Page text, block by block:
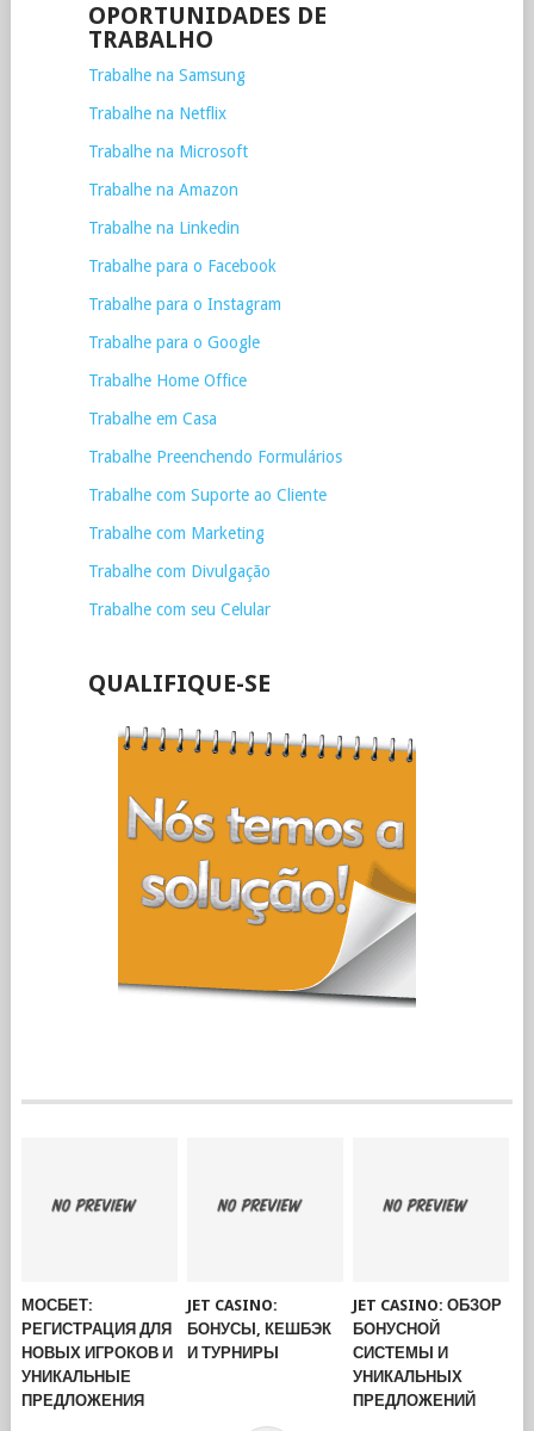
OPORTUNIDADES DE
TRABALHO
Trabalhe na Samsung
Trabalhe na Netflix
Trabalhe na Microsoft
Trabalhe na Amazon
Trabalhe na Linkedin
Trabalhe para o Facebook
Trabalhe para o Instagram
Trabalhe para o Google
Trabalhe Home Office
Trabalhe em Casa
Trabalhe Preenchendo Formulários
Trabalhe com Suporte ao Cliente
Trabalhe com Marketing
Trabalhe com Divulgação
Trabalhe com seu Celular
QUALIFIQUE-SE
МОСБЕТ:
РЕГИСТРАЦИЯ ДЛЯ
НОВЫХ ИГРОКОВ И
УНИКАЛЬНЫЕ
ПРЕДЛОЖЕНИЯ
JET CASINO:
БОНУСЫ, КЕШБЭК
И ТУРНИРЫ
JET CASINO: ОБЗОР
БОНУСНОЙ
СИСТЕМЫ И
УНИКАЛЬНЫХ
ПРЕДЛОЖЕНИЙ